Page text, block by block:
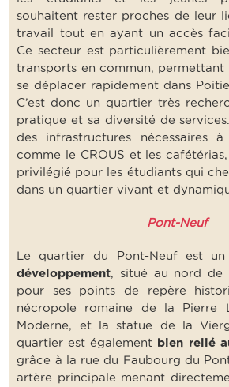
souhaitent rester proches de leur
travail tout en ayant un accès
Ce secteur est particulièrement
transports en commun, permettant
se déplacer rapidement dans
C’est donc un quartier très
pratique et sa diversité de
des infrastructures nécessaires
comme le CROUS et les
privilégié pour les étudiants qui
dans un quartier vivant et
Pont-Neuf
Le quartier du Pont-Neuf est
développement, situé au nord de
pour ses points de repère
nécropole romaine de la Pierre
Moderne, et la statue de la
quartier est également bien relié
grâce à la rue du Faubourg du
artère principale menant